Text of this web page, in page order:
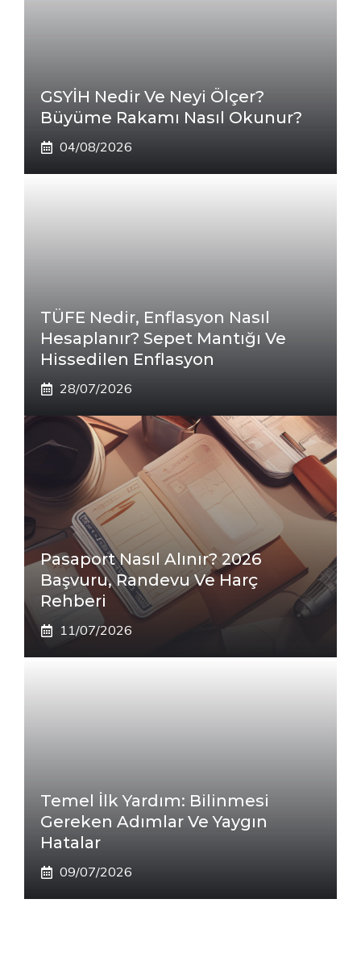
GSYİH Nedir Ve Neyi Ölçer?
Büyüme Rakamı Nasıl Okunur?
04/08/2026
TÜFE Nedir, Enflasyon Nasıl
Hesaplanır? Sepet Mantığı Ve
Hissedilen Enflasyon
28/07/2026
Pasaport Nasıl Alınır? 2026
Başvuru, Randevu Ve Harç
Rehberi
11/07/2026
Temel İlk Yardım: Bilinmesi
Gereken Adımlar Ve Yaygın
Hatalar
09/07/2026